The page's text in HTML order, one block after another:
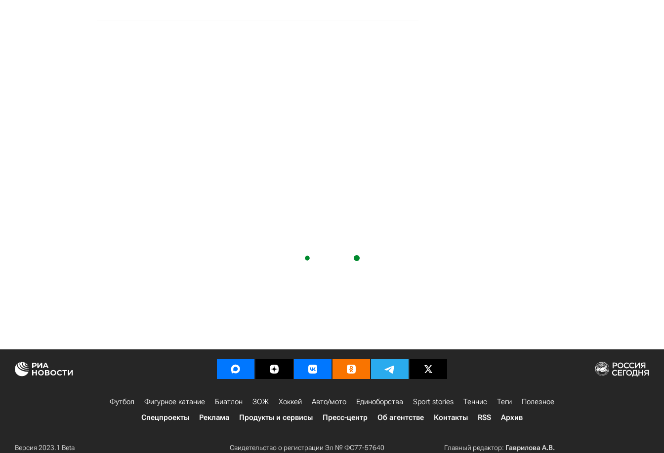
Футбол Фигурное катание Биатлон ЗОЖ Хоккей Авто/мото Единоборства Sport stories Теннис Теги
Полезное
Спецпроекты
Реклама Продукты и сервисы Пресс-центр Об агентстве Контакты RSS Архив
Версия 2023.1 Beta Свидетельство о регистрации Эл № ФС77-57640 Главный редактор: Гаврилова А.В.